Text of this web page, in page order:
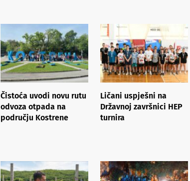
Čistoća uvodi novu rutu
odvoza otpada na
području Kostrene
Ličani uspješni na
Državnoj završnici HEP
turnira